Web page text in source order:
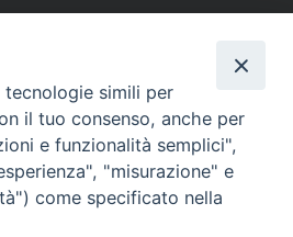
simili per
il tuo consenso, anche per
e funzionalità semplici",
"misurazione" e
come specificato nella